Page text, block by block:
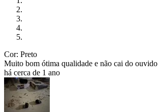
Cor: Preto
Muito bom ótima qualidade e não cai do ouvido
há cerca de 1 ano